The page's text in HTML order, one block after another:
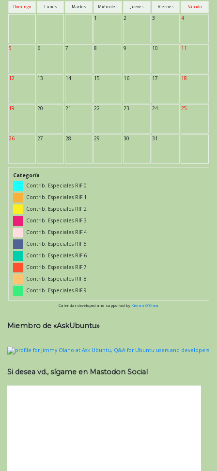
Domingo Lunes Martes Miércoles Jueves Viernes Sábado
1 2 3 4
5 6 7 8 9 10 11
12 13 14 15 16 17 18
19 20 21 22 23 24 25
26 27 28 29 30 31
Categoría
Contrib. Especiales RIF 0
Contrib. Especiales RIF 1
Contrib. Especiales RIF 2
Contrib. Especiales RIF 3
Contrib. Especiales RIF 4
Contrib. Especiales RIF 5
Contrib. Especiales RIF 6
Contrib. Especiales RIF 7
Contrib. Especiales RIF 8
Contrib. Especiales RIF 9
Calendar developed and supported by Kieran O'Shea
Miembro de «AskUbuntu»
Si desea vd., sígame en Mastodon Social